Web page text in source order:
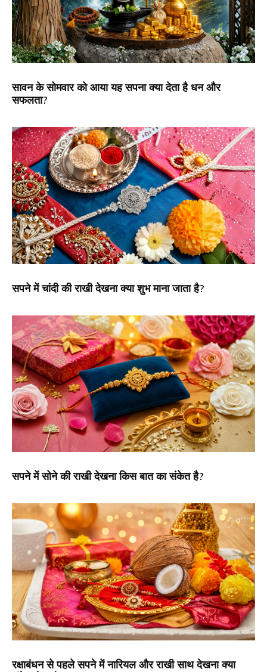
सावन के सोमवार को आया यह सपना क्या देता है धन और
सफलता?
सपने में चांदी की राखी देखना क्या शुभ माना जाता है?
सपने में सोने की राखी देखना किस बात का संकेत है?
रक्षाबंधन से पहले सपने में नारियल और राखी साथ देखना क्या